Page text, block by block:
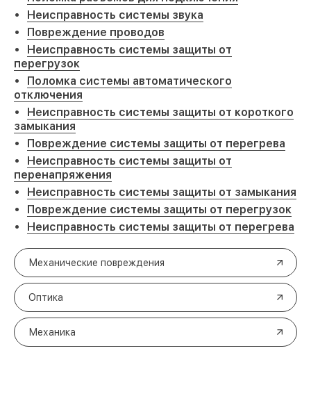
Неисправность системы звука
Повреждение проводов
Неисправность системы защиты от
перегрузок
Поломка системы автоматического
отключения
Неисправность системы защиты от короткого
замыкания
Повреждение системы защиты от перегрева
Неисправность системы защиты от
перенапряжения
Неисправность системы защиты от замыкания
Повреждение системы защиты от перегрузок
Неисправность системы защиты от перегрева
Механические повреждения
Оптика
Механика